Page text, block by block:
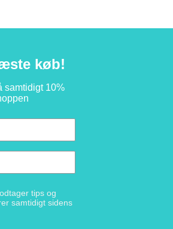
køb!
samtidigt 10%
tips og
samtidigt sidens